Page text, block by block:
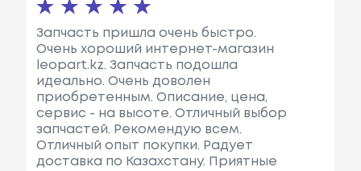
Запчасть пришла очень быстро.
Очень хороший интернет-магазин
leopart.kz. Запчасть подошла
идеально. Очень доволен
приобретенным. Описание, цена,
сервис - на высоте. Отличный выбор
запчастей. Рекомендую всем.
Отличный опыт покупки. Радует
доставка по Казахстану. Приятные